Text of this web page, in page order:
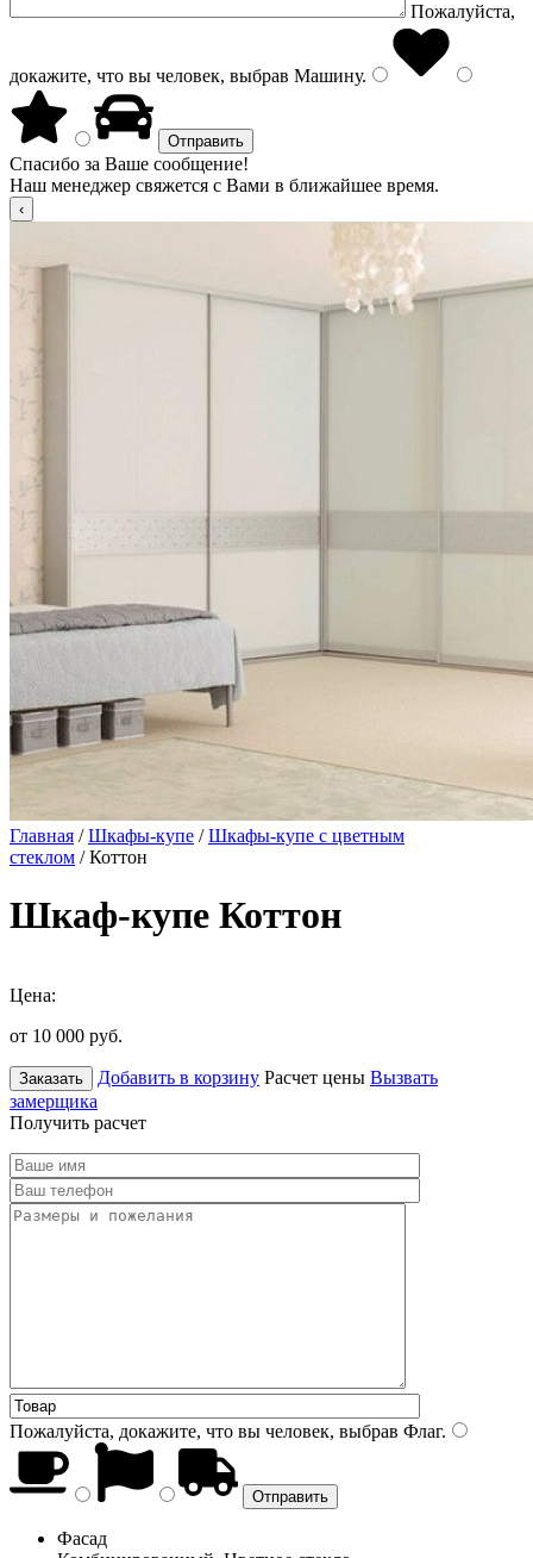
Пожалуйста,
докажите, что вы человек, выбрав Машину.
Спасибо за Ваше сообщение!
Наш менеджер свяжется с Вами в ближайшее время.
Главная /Шкафы-купе /Шкафы-купе с цветным
стеклом / Коттон
Шкаф-купе Коттон
Цена:
от 10 000 руб.
Заказать Добавить в корзину Расчет цены Вызвать
замерщика
Получить расчет
Пожалуйста, докажите, что вы человек, выбрав Флаг.
Фасад